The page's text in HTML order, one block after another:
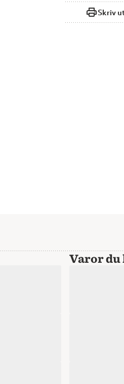
Skriv
Varor du